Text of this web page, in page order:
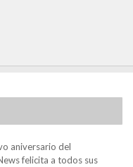
aniversario del
felicita a todos sus